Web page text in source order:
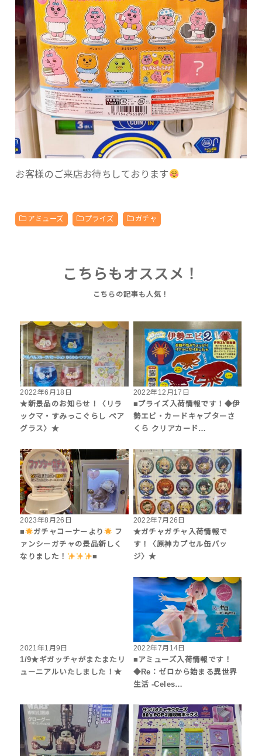
お客様のご来店お待ちしております
アミューズ プライズ ガチャ
こちらもオススメ！
2022年6月18日
★新景品のお知らせ！〈リラ
ックマ・すみっこぐらし ペア
グラス〉★
2022年12月17日
■プライズ入荷情報です！◆伊
勢エビ・カードキャプターさ
くら クリアカード…
2023年8月26日
■
ガチャコーナーより
フ
ァンシーガチャの景品新しく
なりました！
■
2022年7月26日
★ガチャガチャ入荷情報で
す！〈原神カプセル缶バッ
ジ〉★
2021年1月9日
1/9★ギガッチャがまたまたリ
ューニアルいたしました！★
2022年7月14日
■アミューズ入荷情報です！
◆Re：ゼロから始まる異世界
生活 -Celes…